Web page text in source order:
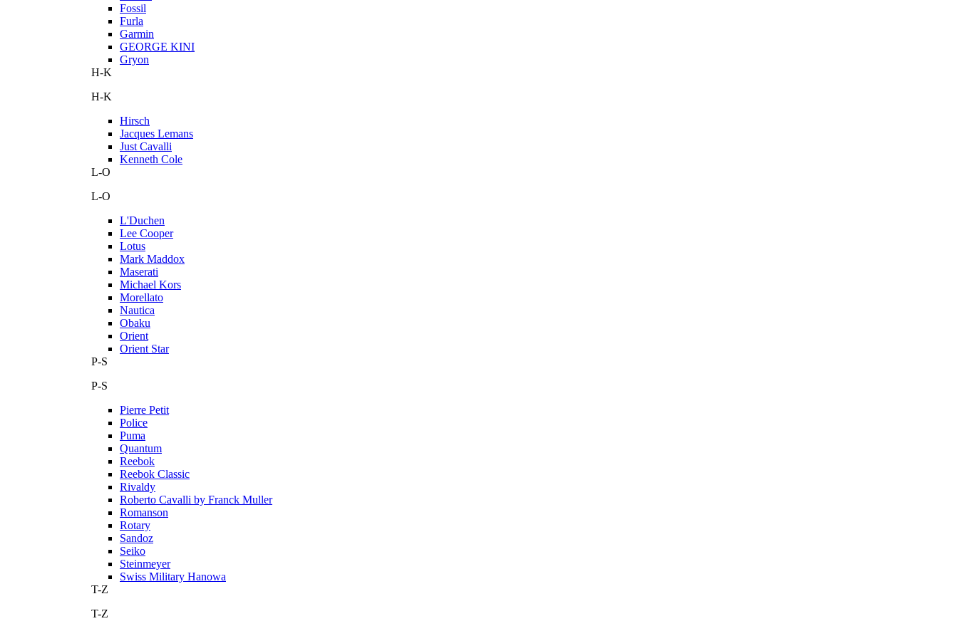
Fossil
Furla
Garmin
GEORGE KINI
Gryon
H-K
H-K
Hirsch
Jacques Lemans
Just Cavalli
Kenneth Cole
L-O
L-O
L'Duchen
Lee Cooper
Lotus
Mark Maddox
Maserati
Michael Kors
Morellato
Nautica
Obaku
Orient
Orient Star
P-S
P-S
Pierre Petit
Police
Puma
Quantum
Reebok
Reebok Classic
Rivaldy
Roberto Cavalli by Franck Muller
Romanson
Rotary
Sandoz
Seiko
Steinmeyer
Swiss Military Hanowa
T-Z
T-Z